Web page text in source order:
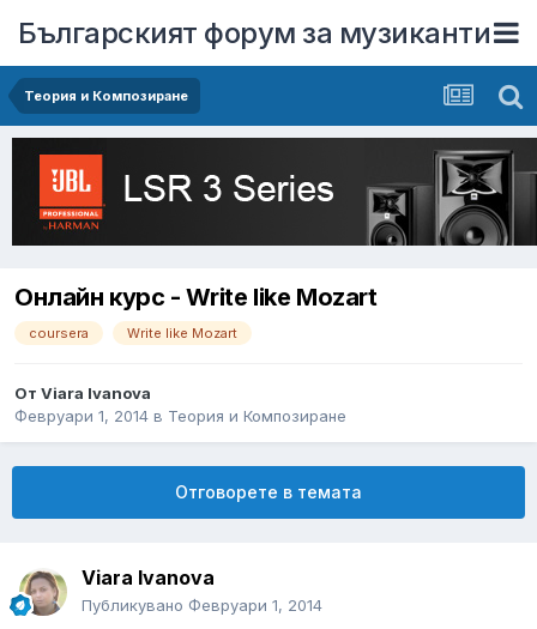
Българският форум за музиканти
Теория и Композиране
Онлайн курс - Write like Mozart
coursera Write like Mozart
От Viara Ivanova
Февруари 1, 2014 в Теория и Композиране
Отговорете в темата
Viara Ivanova
Публикувано Февруари 1, 2014